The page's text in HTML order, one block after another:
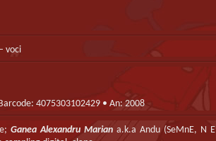
– voci
4075303102429 • An: 2008
Ganea Alexandru Marian a.k.a Andu (SeMnE, N